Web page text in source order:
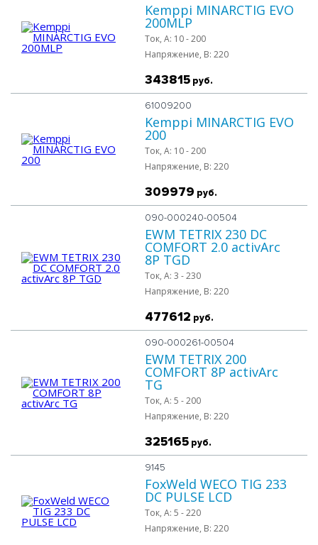
Kemppi MINARCTIG EVO
200MLP
Ток, A: 10 - 200
Напряжение, B:220
343815 руб.
Kemppi MINARCTIG EVO
200
61009200
Ток, A: 10 - 200
Напряжение, B:220
309979 руб.
EWM TETRIX 230 DC
COMFORT 2.0 activArc
8P TGD
090-000240-00504
Ток, A:3 - 230
Напряжение, B:220
477612 руб.
EWM TETRIX 200
COMFORT 8P activArc
TG
090-000261-00504
Ток, A:5 - 200
Напряжение, B:220
325165 руб.
FoxWeld WECO TIG 233
DC PULSE LCD
9145
Ток, A:5 - 220
Напряжение, B:220